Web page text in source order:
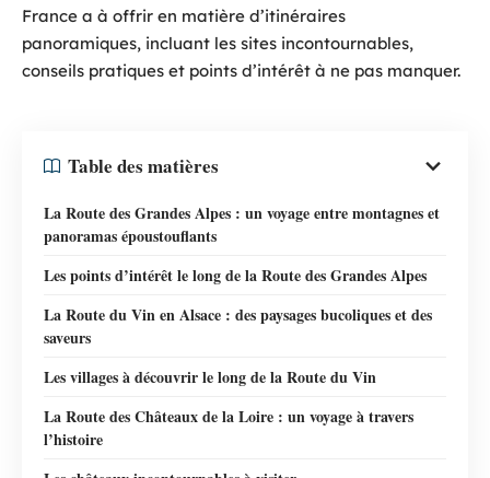
France a à offrir en matière d’itinéraires
panoramiques, incluant les sites incontournables,
conseils pratiques et points d’intérêt à ne pas manquer.
Table des matières
La Route des Grandes Alpes : un voyage entre montagnes et
panoramas époustouflants
Les points d’intérêt le long de la Route des Grandes Alpes
La Route du Vin en Alsace : des paysages bucoliques et des
saveurs
Les villages à découvrir le long de la Route du Vin
La Route des Châteaux de la Loire : un voyage à travers
l’histoire